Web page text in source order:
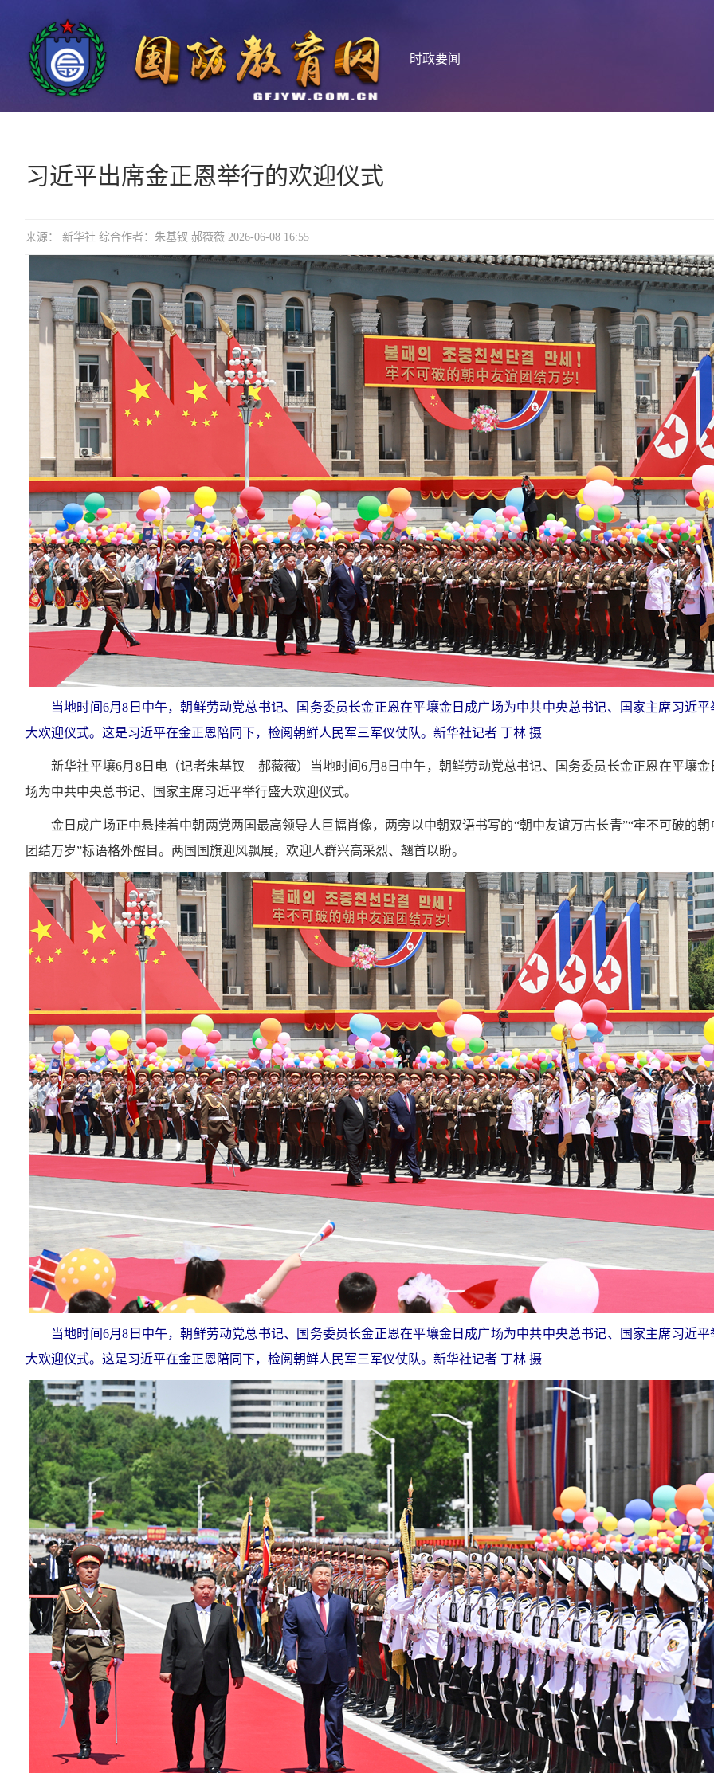
时政要闻
习近平出席金正恩举行的欢迎仪式
来源： 新华社 综合作者：朱基钗 郝薇薇 2026-06-08 16:55
当地时间6月8日中午，朝鲜劳动党总书记、国务委员长金正恩在平壤金日成广场为中共中央总书记、国家主席习近平
大欢迎仪式。这是习近平在金正恩陪同下，检阅朝鲜人民军三军仪仗队。新华社记者 丁林 摄
新华社平壤6月8日电（记者朱基钗 郝薇薇）当地时间6月8日中午，朝鲜劳动党总书记、国务委员长金正恩在平壤金
场为中共中央总书记、国家主席习近平举行盛大欢迎仪式。
金日成广场正中悬挂着中朝两党两国最高领导人巨幅肖像，两旁以中朝双语书写的“朝中友谊万古长青”“牢不可破的朝
团结万岁”标语格外醒目。两国国旗迎风飘展，欢迎人群兴高采烈、翘首以盼。
当地时间6月8日中午，朝鲜劳动党总书记、国务委员长金正恩在平壤金日成广场为中共中央总书记、国家主席习近平
大欢迎仪式。这是习近平在金正恩陪同下，检阅朝鲜人民军三军仪仗队。新华社记者 丁林 摄